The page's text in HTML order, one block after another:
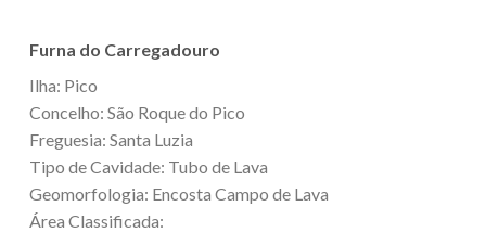
Furna do Carregadouro
Ilha: Pico
Concelho: São Roque do Pico
Freguesia: Santa Luzia
Tipo de Cavidade: Tubo de Lava
Geomorfologia: Encosta Campo de Lava
Área Classificada: